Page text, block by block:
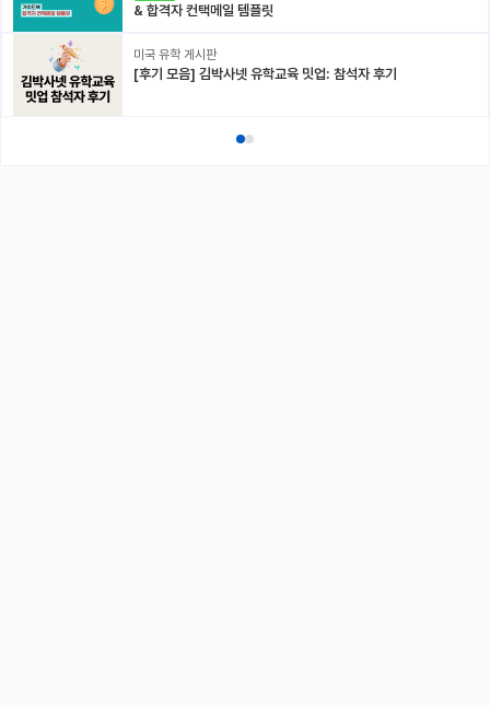
& 합격자 컨택메일 템플릿
미국 유학 게시판
[후기 모음] 김박사넷 유학교육 밋업: 참석자 후기